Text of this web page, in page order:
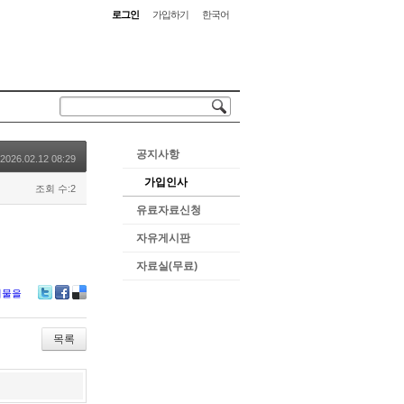
로그인 가입하기 한국어
공지사항
가입인사
유료자료신청
자유게시판
자료실(무료)
2026.02.12 08:29
조회 수:2
물을
itte ce
bo
ok
lici
ou
s
목록